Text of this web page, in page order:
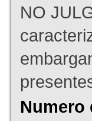
NO
Numero